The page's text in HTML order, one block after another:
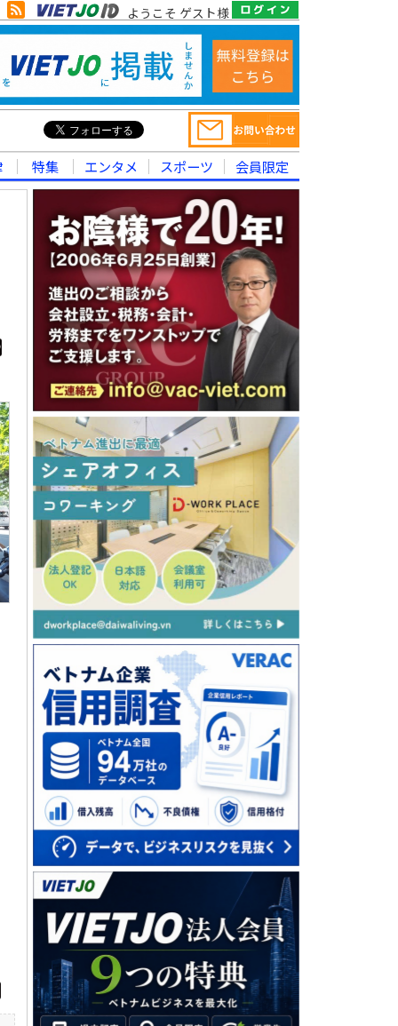
ようこそ ゲスト様
特集 エンタメ スポーツ 会員限定